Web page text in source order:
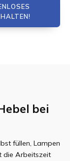
bei
füllen, Lampen
die Arbeitszeit